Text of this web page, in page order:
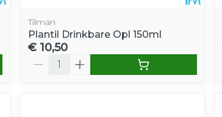
Tilman
Plantil Drinkbare Opl 150ml
€ 10,50
Aantal